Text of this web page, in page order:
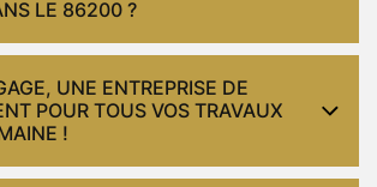
LE 86200 ?
UNE ENTREPRISE DE
POUR TOUS VOS TRAVAUX
!